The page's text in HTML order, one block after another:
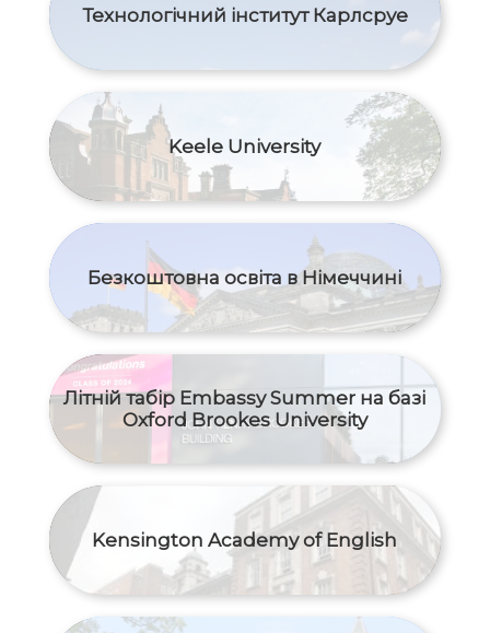
Технологічний інститут Карлсруе
Keele University
Безкоштовна освіта в Німеччині
Літній табір Embassy Summer на базі
Oxford Brookes University
Kensington Academy of English